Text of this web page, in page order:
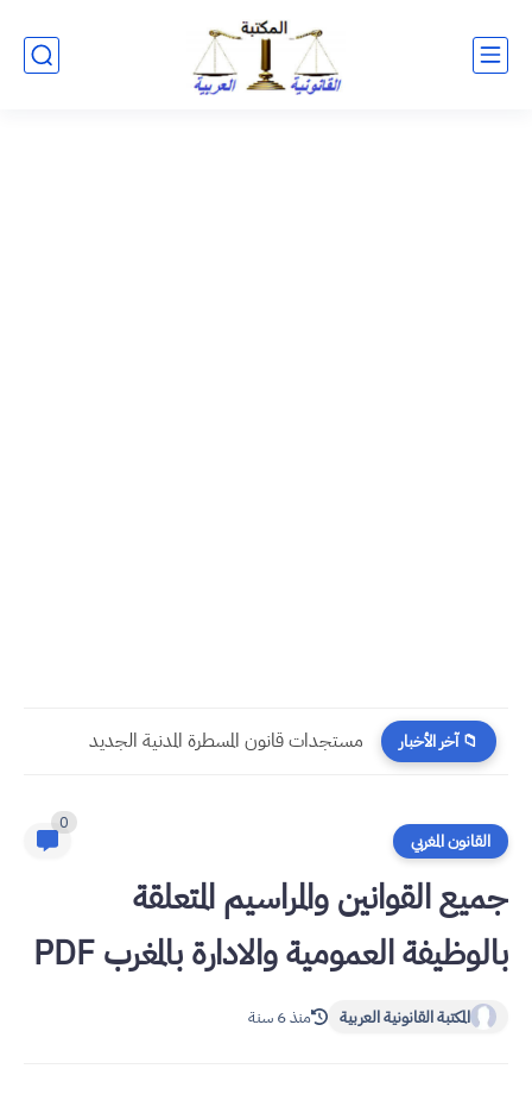
📁 آخر الأخبار
القانون المغربي
0
جميع القوانين والمراسيم المتعلقة
بالوظيفة العمومية والادارة بالمغرب PDF
المكتبة القانونية العربية منذ 6 سنة